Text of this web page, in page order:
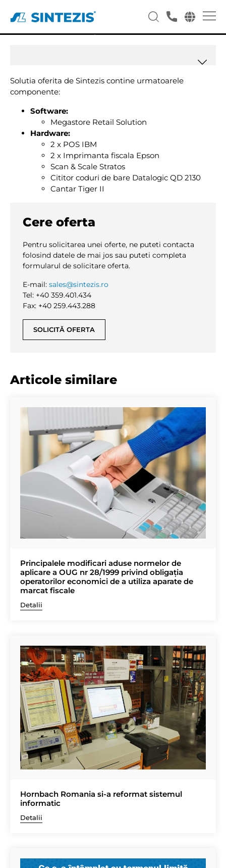
Deschidere Supermarket
Solutia oferita de Sintezis contine urmatoarele
componente:
Software:
Megastore Retail Solution
Hardware:
2 x POS IBM
2 x Imprimanta fiscala Epson
Scan & Scale Stratos
Cititor coduri de bare Datalogic QD 2130
Cantar Tiger II
Cere oferta
Pentru solicitarea unei oferte, ne puteti contacta
folosind datele de mai jos sau puteti completa
formularul de solicitare oferta.
E-mail: sales@sintezis.ro
Tel: +40 359.401.434
Fax: +40 259.443.288
SOLICITĂ OFERTA
Articole similare
Principalele modificari aduse normelor de
aplicare a OUG nr 28/1999 privind obligația
operatorilor economici de a utiliza aparate de
marcat fiscale
Detalii
Hornbach Romania si-a reformat sistemul
informatic
Detalii